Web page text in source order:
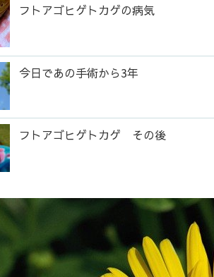
フトアゴヒゲトカゲの病気
今日であの手術から3年
フトアゴヒゲトカゲ その後